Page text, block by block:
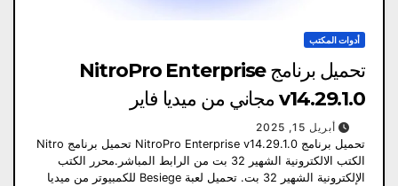
أدوات المكتب
تحميل برنامج NitroPro Enterprise
v14.29.1.0 مجاني من ميديا ​​فاير
أبريل 15, 2025
تحميل برنامج NitroPro Enterprise v14.29.1.0 تحميل برنامج Nitro
الكتب الالكترونية الشهير 32 بت من الرابط المباشر.محرر الكتب
الإلكترونية الشهير 32 بت. تحميل لعبة Besiege للكمبيوتر من ميديا